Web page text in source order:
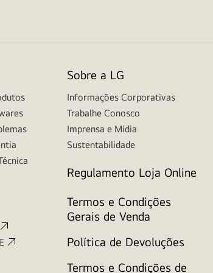
Sobre a LG
Informações Corporativas
Trabalhe Conosco
Imprensa e Mídia
Sustentabilidade
Regulamento Loja Online
Termos e Condições
Gerais de Venda
Política de Devoluções
Termos e Condições de